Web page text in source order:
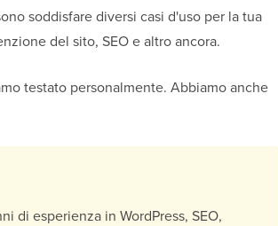
soddisfare diversi casi d'uso per la tua
del sito, SEO e altro ancora.
testato personalmente. Abbiamo anche
di esperienza in WordPress, SEO,